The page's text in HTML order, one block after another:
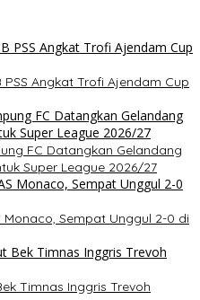
PSS Angkat Trofi Ajendam Cup
FC Datangkan Gelandang
Super League 2026/27
Sempat Unggul 2-0 di
Timnas Inggris Trevoh